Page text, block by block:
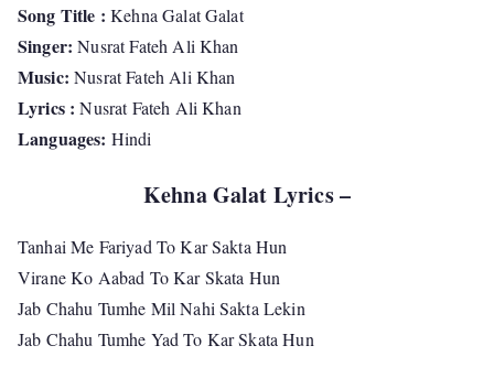
Song Title : Kehna Galat Galat
Singer: Nusrat Fateh Ali Khan
Music: Nusrat Fateh Ali Khan
Lyrics : Nusrat Fateh Ali Khan
Languages: Hindi
Kehna Galat Lyrics –
Tanhai Me Fariyad To Kar Sakta Hun
Virane Ko Aabad To Kar Skata Hun
Jab Chahu Tumhe Mil Nahi Sakta Lekin
Jab Chahu Tumhe Yad To Kar Skata Hun